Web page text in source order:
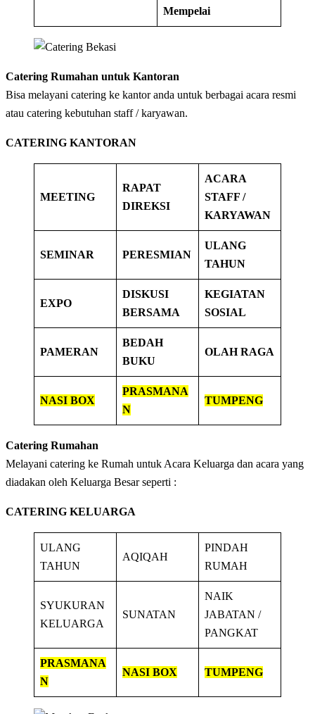
Mempelai
Catering Rumahan untuk Kantoran
Bisa melayani catering ke kantor anda untuk berbagai acara resmi
atau catering kebutuhan staff / karyawan.
CATERING KANTORAN
MEETING
RAPAT
DIREKSI
ACARA
STAFF /
KARYAWAN
SEMINAR PERESMIAN
ULANG
TAHUN
EXPO
DISKUSI
BERSAMA
KEGIATAN
SOSIAL
PAMERAN
BEDAH
BUKU
OLAH RAGA
NASI BOX
PRASMANA
N
TUMPENG
Catering Rumahan
Melayani catering ke Rumah untuk Acara Keluarga dan acara yang
diadakan oleh Keluarga Besar seperti :
CATERING KELUARGA
ULANG
TAHUN
AQIQAH
PINDAH
RUMAH
SYUKURAN
KELUARGA
SUNATAN
NAIK
JABATAN /
PANGKAT
PRASMANA
N
NASI BOX TUMPENG